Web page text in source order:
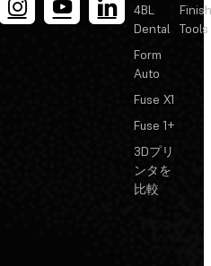
4BL
Dental
Form
Auto
Fuse X1
Fuse 1+
3Dプリ
ンタを
比較
Tools